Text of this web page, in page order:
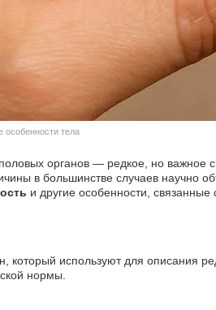
особенности тела
органов — редкое, но важное
в большинстве случаев научно
и другие особенности, связанные
используют для описания
нормы.